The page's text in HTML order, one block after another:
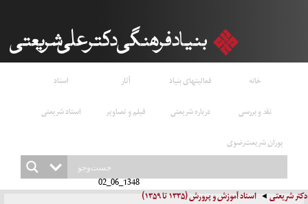
خانه فعالیتهای بنیاد آثار
اسناد
نقد و بررسی
درباره شریعتی فیلم و تصاویر
استاد شریعتی
پوران شریعت‌رضوی
دکتر شریعتی اسناد آموزش و پرورش (۱۳۳۵ تا ۱۳۵۹)
1348_06_02